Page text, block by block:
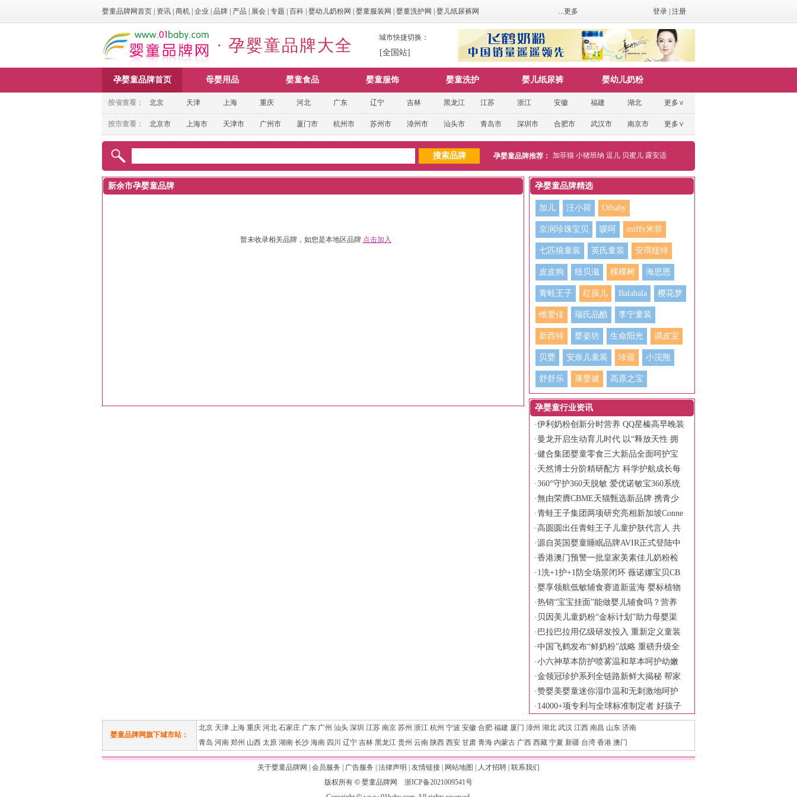
婴童品牌网首页 资讯 商机 企业 品牌 产品 展会 专题 百科 婴幼儿奶粉网 婴童服装网 婴童洗护网 婴儿纸尿裤网 ...更多 登录 注册
· 孕婴童品牌大全 城市快捷切换：
[全国站]
孕婴童品牌首页 母婴用品 婴童食品 婴童服饰 婴童洗护 婴儿纸尿裤 婴幼儿奶粉
北京 天津 上海 重庆 河北 广东 辽宁 吉林 黑龙江 江苏 浙江 安徽 福建 湖北 更多∨
按省查看：
北京市 上海市 天津市 广州市 厦门市 杭州市 苏州市 漳州市 汕头市 青岛市 深圳市 合肥市 武汉市 南京市 更多∨
按市查看：
孕婴童品牌推荐： 加菲猫 小猪班纳 逗儿 贝蜜儿 露安适
新余市孕婴童品牌
暂未收录相关品牌，如您是本地区品牌 点击加入
孕婴童品牌精选
加儿 汪小荷 Otbaby
京润珍珠宝贝 嗳呵 miffy米菲
七匹狼童装 英氏童装 安琪纽特
皮皮狗 纽贝滋 棵棵树 海思恩
青蛙王子 红孩儿 Balabala 樱花梦
维爱佳 瑞氏品酷 李宁童装
新西特 婴姿坊 生命阳光 调皮宝
贝婴 安奈儿童装 珍蕴 小浣熊
舒舒乐 康婴健 高原之宝
孕婴童行业资讯
·伊利奶粉创新分时营养 QQ星榛高早晚装
守护儿童全天活力
· 曼龙开启生动育儿时代 以“释放天性 拥
抱生动”书写品牌新篇章
·健合集团婴童零食三大新品全面呵护宝
宝健康成长
· 天然博士分阶精研配方 科学护航成长每
一程
·360°守护360天脱敏 爱优诺敏宝360系统
化低敏营养方案
·無由荣膺CBME天猫甄选新品牌 携青少
年面护霸榜产品亮相
·青蛙王子集团两项研究亮相新加坡Conne
x-C Asia旗舰科学会议
· 高圆圆出任青蛙王子儿童护肤代言人 共
同诠释慢慢长大更强大的育儿主张
·源自英国婴童睡眠品牌AVIR正式登陆中
国市场
·香港澳门预警一批皇家美素佳儿奶粉检
出铅超标 品牌方称符合食品安全标准
· 1洗+1护+1防全场景闭环 薇诺娜宝贝CB
ME展现婴童护理新范式
·婴享领航低敏辅食赛道新蓝海 婴标植物
奶米布丁树立行业安全新标杆
·热销“宝宝挂面”能做婴儿辅食吗？营养
针真均衡？
· 贝因美儿童奶粉“金标计划”助力母婴渠
道破局
· 巴拉巴拉用亿级研发投入 重新定义童装
产品力
·中国飞鹤发布“鲜奶粉”战略 重磅升级全
链鲜活守护六大保障
·小六神草本防护喷雾温和草本呵护幼嫩
肌肤 科学陪伴宝宝舒适度夏
·金领冠珍护系列全链路新鲜大揭秘 帮家
长一次性选对新鲜好奶源
·赞婴美婴童迷你湿巾温和无刺激地呵护
宝宝的肌肤
· 14000+项专利与全球标准制定者 好孩子
如何定义新生儿护脊出行
婴童品牌网旗下城市站：
北京 天津 上海 重庆 河北 石家庄 广东 广州 汕头 深圳 江苏 南京 苏州 浙江 杭州 宁波 安徽 合肥 福建 厦门 漳州 湖北 武汉 江西 南昌 山东 济南
青岛 河南 郑州 山西 太原 湖南 长沙 海南 四川 辽宁 吉林 黑龙江 贵州 云南 陕西 西安 甘肃 青海 内蒙古 广西 西藏 宁夏 新疆 台湾 香港 澳门
关于婴童品牌网 会员服务 广告服务 法律声明 友情链接 网站地图 人才招聘 联系我们
版权所有 © 婴童品牌网 浙ICP备2021009541号